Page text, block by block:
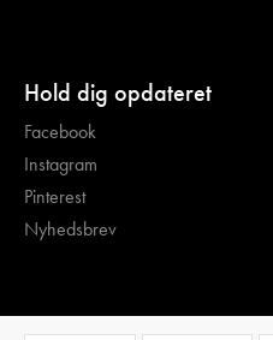
Hold dig opdateret
Facebook
Instagram
Pinterest
Nyhedsbrev